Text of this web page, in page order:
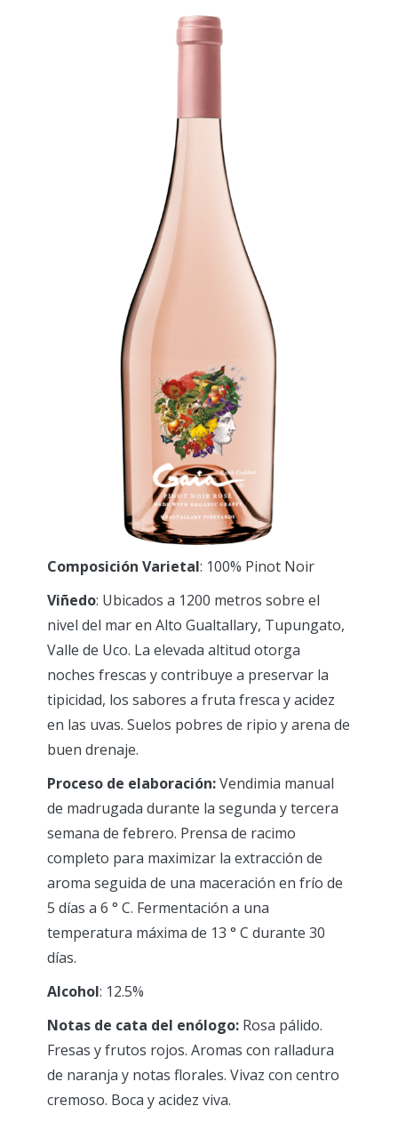
Composición Varietal: 100% Pinot Noir
Viñedo: Ubicados a 1200 metros sobre el
nivel del mar en Alto Gualtallary, Tupungato,
Valle de Uco. La elevada altitud otorga
noches frescas y contribuye a preservar la
tipicidad, los sabores a fruta fresca y acidez
en las uvas. Suelos pobres de ripio y arena de
buen drenaje.
Proceso de elaboración:Vendimia manual
de madrugada durante la segunda y tercera
semana de febrero. Prensa de racimo
completo para maximizar la extracción de
aroma seguida de una maceración en frío de
5 días a 6 ° C. Fermentación a una
temperatura máxima de 13 ° C durante 30
días.
Alcohol: 12.5%
Notas de cata del enólogo: Rosa pálido.
Fresas y frutos rojos. Aromas con ralladura
de naranja y notas florales. Vivaz con centro
cremoso. Boca y acidez viva.